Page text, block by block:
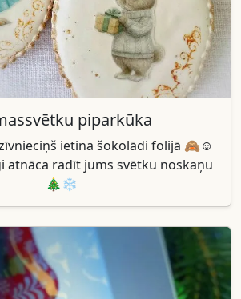
piparkūka
ietina šokolādi folijā 🙈☺️
atnāca radīt jums svētku noskaņu
🎄❄️